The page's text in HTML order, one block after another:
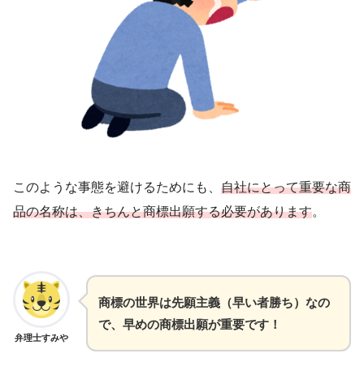
このような事態を避けるためにも、 自社にとって重要な商
品の名称は、きちんと商標出願する必要があります。
弁理士すみや
商標の世界は先願主義（早い者勝ち）なの
で、早めの商標出願が重要です！